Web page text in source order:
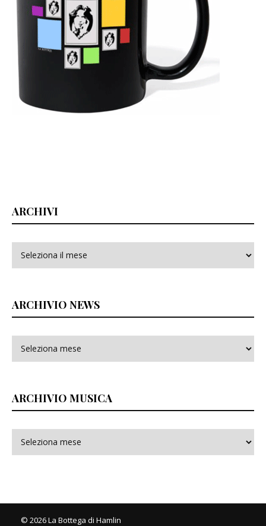
ARCHIVI
ARCHIVIO NEWS
ARCHIVIO MUSICA
© 2026 La Bottega di Hamlin